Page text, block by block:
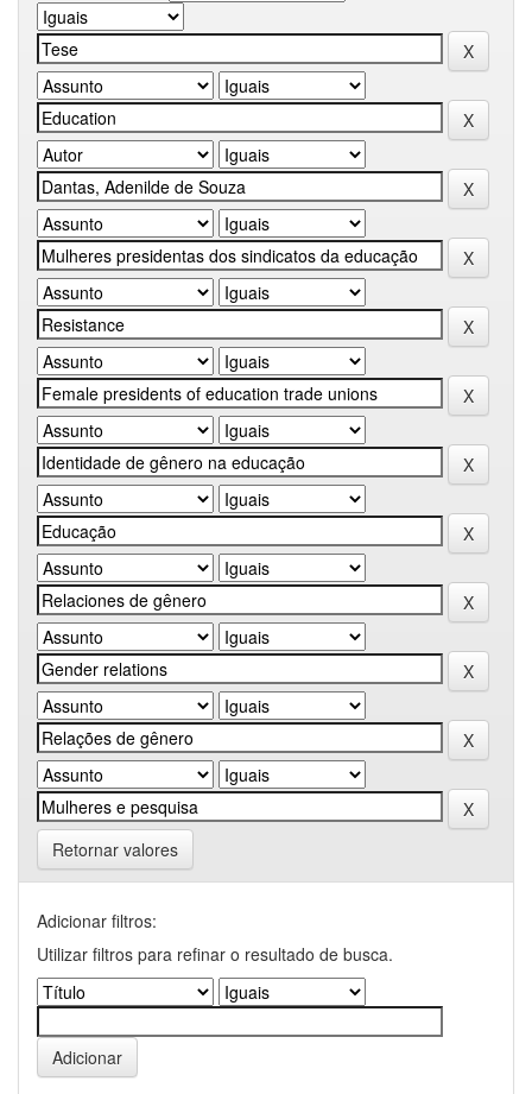
Retornar valores
Adicionar filtros:
Utilizar filtros para refinar o resultado de busca.